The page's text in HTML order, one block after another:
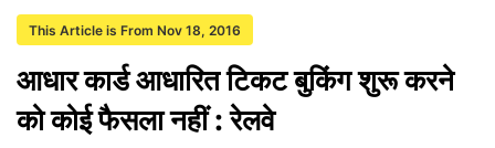
This Article is From Nov 18, 2016
आधार कार्ड आधारित टिकट बुकिंग शुरू करने
को कोई फैसला नहीं : रेलवे